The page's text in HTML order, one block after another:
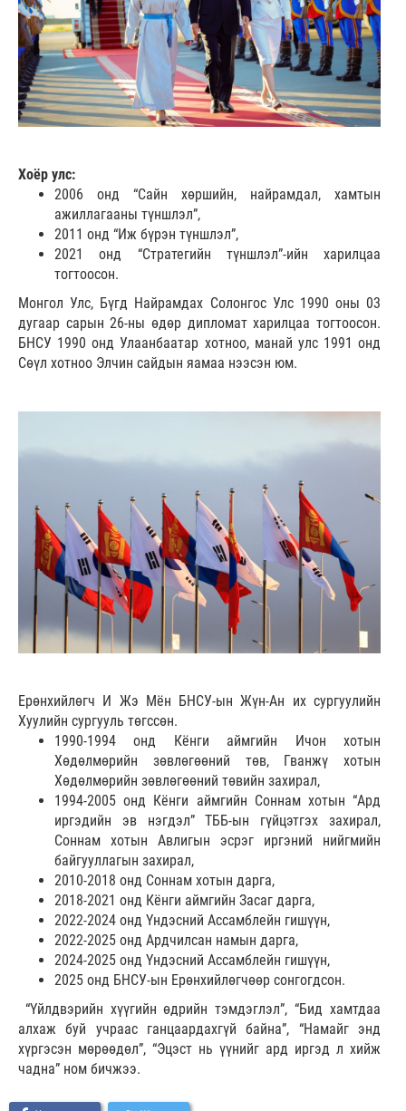
Хоёр улс:
2006 онд “Сайн хөршийн, найрамдал, хамтын
ажиллагааны түншлэл”,
2011 онд “Иж бүрэн түншлэл”,
2021 онд “Стратегийн түншлэл”-ийн харилцаа
тогтоосон.
Монгол Улс, Бүгд Найрамдах Солонгос Улс 1990 оны 03
дугаар сарын 26-ны өдөр дипломат харилцаа тогтоосон.
БНСУ 1990 онд Улаанбаатар хотноо, манай улс 1991 онд
Сөүл хотноо Элчин сайдын яамаа нээсэн юм.
Ерөнхийлөгч И Жэ Мён БНСУ-ын Жүн-Ан их сургуулийн
Хуулийн сургууль төгссөн.
1990-1994 онд Кёнги аймгийн Ичон хотын
Хөдөлмөрийн зөвлөгөөний төв, Гванжү хотын
Хөдөлмөрийн зөвлөгөөний төвийн захирал,
1994-2005 онд Кёнги аймгийн Соннам хотын “Ард
иргэдийн эв нэгдэл” ТББ-ын гүйцэтгэх захирал,
Соннам хотын Авлигын эсрэг иргэний нийгмийн
байгууллагын захирал,
2010-2018 онд Соннам хотын дарга,
2018-2021 онд Кёнги аймгийн Засаг дарга,
2022-2024 онд Үндэсний Ассамблейн гишүүн,
2022-2025 онд Ардчилсан намын дарга,
2024-2025 онд Үндэсний Ассамблейн гишүүн,
2025 онд БНСУ-ын Ерөнхийлөгчөөр сонгогдсон.
“Үйлдвэрийн хүүгийн өдрийн тэмдэглэл”, “Бид хамтдаа
алхаж буй учраас ганцаардахгүй байна”, “Намайг энд
хүргэсэн мөрөөдөл”, “Эцэст нь үүнийг ард иргэд л хийж
чадна” ном бичжээ.